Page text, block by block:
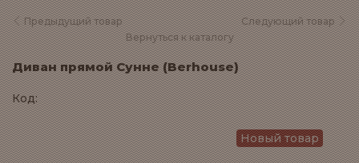
Предыдущий товар
Следующий товар
Вернуться к каталогу
Диван прямой Сунне (Berhouse)
Код:
Новый товар